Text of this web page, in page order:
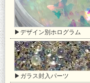
▶デザイン別ホログラム
▶ガラス封入パーツ